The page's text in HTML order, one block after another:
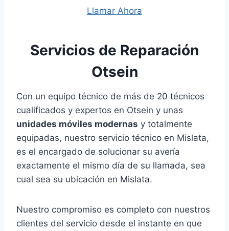
Llamar Ahora
Servicios de Reparación
Otsein
Con un equipo técnico de más de 20 técnicos
cualificados y expertos en Otsein y unas
unidades móviles modernas y totalmente
equipadas, nuestro servicio técnico en Mislata,
es el encargado de solucionar su avería
exactamente el mismo día de su llamada, sea
cual sea su ubicación en Mislata.
Nuestro compromiso es completo con nuestros
clientes del servicio desde el instante en que